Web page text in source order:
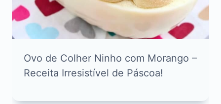
Ovo de Colher Ninho com Morango –
Receita Irresistível de Páscoa!